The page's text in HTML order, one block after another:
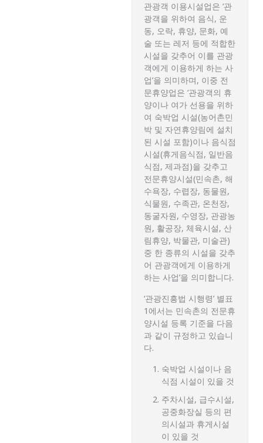
관광객 이용시설업은 ‘관
광객을 위하여 음식, 운
동, 오락, 휴양, 문화, 예
술 또는 레저 등에 적합한
시설을 갖추어 이를 관광
객에게 이용하게 하는 사
업’을 의미하며, 이중 전
문휴양업은 ‘관광객의 휴
양이나 여가 선용을 위하
여 숙박업 시설(농어촌민
박 및 자연휴양림에 설치
된 시설 포함)이나 음식점
시설(휴게음식점, 일반음
식점, 제과점)을 갖추고
전문휴양시설(민속촌, 해
수욕장, 수렵장, 동물원,
식물원, 수족관, 온천장,
동굴자원, 수영장, 관광농
원, 활공장, 체육시설, 산
림휴양, 박물관, 미술관)
중 한 종류의 시설을 갖추
어 관광객에게 이용하게
하는 사업’을 의미합니다.
‘관광진흥법 시행령’ 별표
1에서는 민속촌의 전문휴
양시설 등록 기준을 다음
과 같이 규정하고 있습니
다.
숙박업 시설이나 음
식점 시설이 있을 것
주차시설, 급수시설,
공중화장실 등의 편
의시설과 휴게시설
이 있을 것